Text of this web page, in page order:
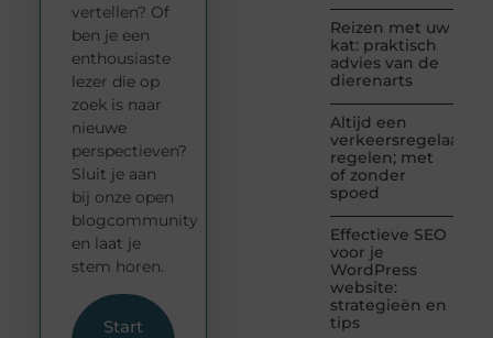
Reizen met uw
kat: praktisch
advies van de
dierenarts
Altijd een
verkeersregelaar
regelen; met
of zonder
spoed
Effectieve SEO
voor je
WordPress
website:
strategieën en
tips
vertellen? Of
ben je een
enthousiaste
lezer die op
zoek is naar
nieuwe
perspectieven?
Sluit je aan
bij onze open
blogcommunity
en laat je
stem horen.
Start